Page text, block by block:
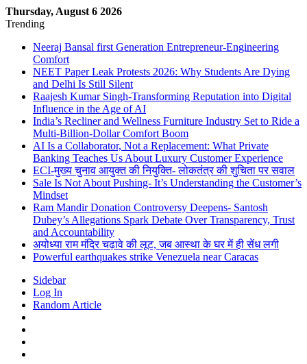
Thursday, August 6 2026
Trending
Neeraj Bansal first Generation Entrepreneur-Engineering
Comfort
NEET Paper Leak Protests 2026: Why Students Are Dying
and Delhi Is Still Silent
Raajesh Kumar Singh-Transforming Reputation into Digital
Influence in the Age of AI
India’s Recliner and Wellness Furniture Industry Set to Ride a
Multi-Billion-Dollar Comfort Boom
AI Is a Collaborator, Not a Replacement: What Private
Banking Teaches Us About Luxury Customer Experience
ECI-मुख्य चुनाव आयुक्त की नियुक्ति- लोकतंत्र की शुचिता पर सवाल
Sale Is Not About Pushing- It’s Understanding the Customer’s
Mindset
Ram Mandir Donation Controversy Deepens- Santosh
Dubey’s Allegations Spark Debate Over Transparency, Trust
and Accountability
अयोध्या राम मंदिर चढ़ावे की लूट, जब आस्था के घर में ही सेंध लगी
Powerful earthquakes strike Venezuela near Caracas
Sidebar
Log In
Random Article